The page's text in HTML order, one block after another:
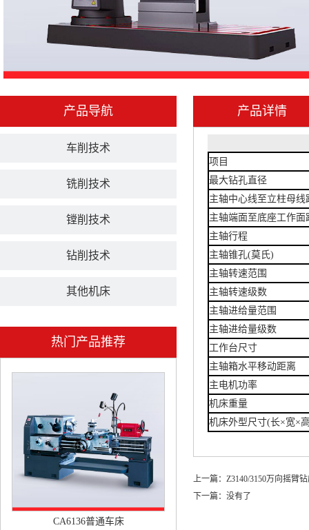
产品导航
车削技术
铣削技术
镗削技术
钻削技术
其他机床
热门产品推荐
CA6136普通车床
产品详情
项目
最大钻孔直径
主轴中心线至立柱母线
主轴端面至底座工作面
主轴行程
主轴锥孔(莫氏)
主轴转速范围
主轴转速级数
主轴进给量范围
主轴进给量级数
工作台尺寸
主轴箱水平移动距离
主电机功率
机床重量
机床外型尺寸(长×宽×
上一篇： Z3140/3150万向摇臂
下一篇：没有了